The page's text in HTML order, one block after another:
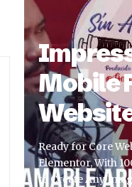
Mobile
Ready for Core
Elementor, With
to Create Any